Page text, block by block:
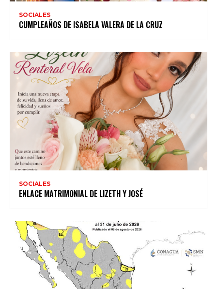
SOCIALES
CUMPLEAÑOS DE ISABELA VALERA DE LA CRUZ
SOCIALES
ENLACE MATRIMONIAL DE LIZETH Y JOSÉ